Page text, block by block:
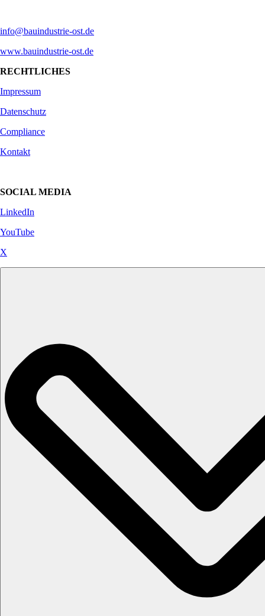
info@bauindustrie-ost.de
www.bauindustrie-ost.de
RECHTLICHES
Impressum
Datenschutz
Compliance
Kontakt
SOCIAL MEDIA
LinkedIn
YouTube
X